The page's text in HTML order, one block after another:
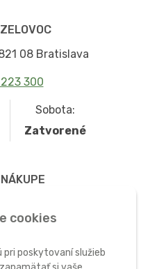
cookies
pri poskytovaní služieb
08 Bratislava
300
Sobota:
Zatvorené
údajov